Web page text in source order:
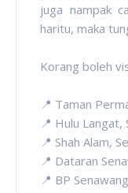
juga nampak
haritu, maka
Korang boleh
📍 Taman
📍 Hulu Langat,
📍 Shah Alam,
📍 Dataran
📍 BP